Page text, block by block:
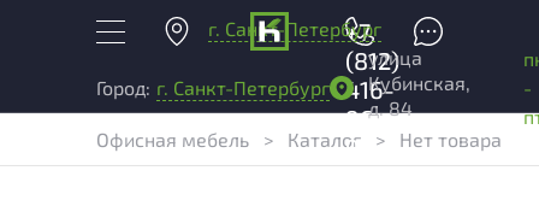
г. Санкт-Петербург
+7
(812)
416-
96-
99
Город: г. Санкт-Петербург
улица
Кубинская,
д. 84
-
Офисная мебель
> Каталог > Нет товара